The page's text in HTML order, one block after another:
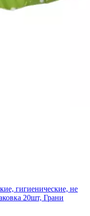
гигиенические, не
20шт, Грани